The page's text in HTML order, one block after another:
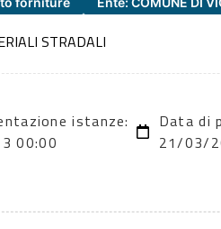
STRADALI
istanze:
00:00
Data di
21/03/